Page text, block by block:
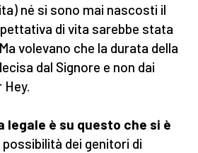
né si sono mai nascosti il
di vita sarebbe stata
volevano che la durata della
dal Signore e non dai
Hey.
legale è su questo che si è
possibilità dei genitori di